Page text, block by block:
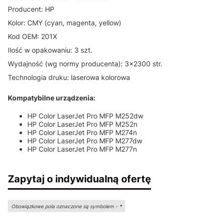
Producent: HP
Kolor: CMY (cyan, magenta, yellow)
Kod OEM: 201X
Ilość w opakowaniu: 3 szt.
Wydajność (wg normy producenta): 3x2300 str.
Technologia druku: laserowa kolorowa
Kompatybilne urządzenia:
HP Color LaserJet Pro MFP M252dw
HP Color LaserJet Pro MFP M252n
HP Color LaserJet Pro MFP M274n
HP Color LaserJet Pro MFP M277dw
HP Color LaserJet Pro MFP M277n
Zapytaj o indywidualną ofertę
Obowiązkowe pola oznaczone są symbolem - *